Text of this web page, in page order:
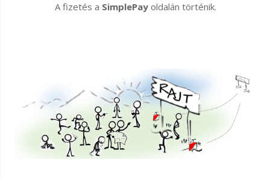
A fizetés a SimplePayoldalán történik.